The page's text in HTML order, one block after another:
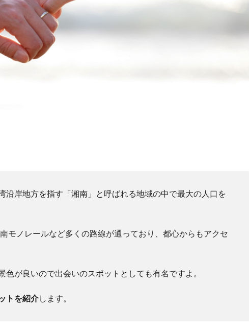
沿岸地方を指す「湘南」と呼ばれる地域の中で最大の人口を
モノレールなど多くの路線が通っており、都心からもアクセ
が良いので出会いのスポットとしても有名ですよ。
トを紹介します。